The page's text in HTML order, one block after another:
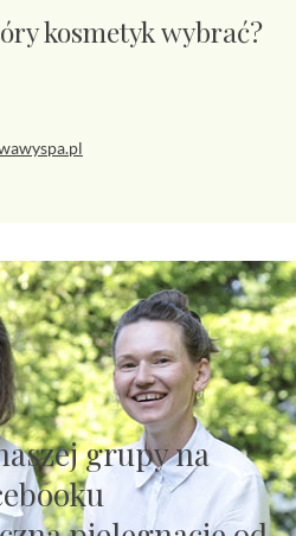
kosmetyk wybrać?
grupy na